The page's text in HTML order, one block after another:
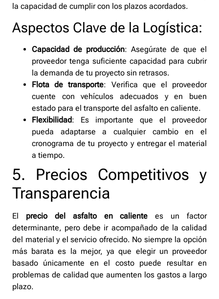
la capacidad de cumplir con los plazos acordados.
Aspectos Clave de la Logística:
Capacidad de producción: Asegúrate de que el
proveedor tenga suficiente capacidad para cubrir
la demanda de tu proyecto sin retrasos.
Flota de transporte: Verifica que el proveedor
cuente con vehículos adecuados y en buen
estado para el transporte del asfalto en caliente.
Flexibilidad: Es importante que el proveedor
pueda adaptarse a cualquier cambio en el
cronograma de tu proyecto y entregar el material
a tiempo.
5. Precios Competitivos y
Transparencia
El precio del asfalto en caliente es un factor
determinante, pero debe ir acompañado de la calidad
del material y el servicio ofrecido. No siempre la opción
más barata es la mejor, ya que elegir un proveedor
basado únicamente en el costo puede resultar en
problemas de calidad que aumenten los gastos a largo
plazo.